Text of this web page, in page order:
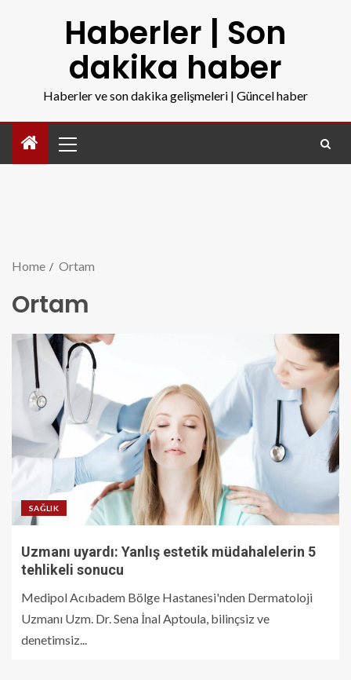
Haberler | Son
dakika haber
Haberler ve son dakika gelişmeleri | Güncel haber
Home Ortam
Ortam
SAĞLIK
Uzmanı uyardı: Yanlış estetik müdahalelerin 5
tehlikeli sonucu
Medipol Acıbadem Bölge Hastanesi'nden Dermatoloji
Uzmanı Uzm. Dr. Sena İnal Aptoula, bilinçsiz ve
denetimsiz...